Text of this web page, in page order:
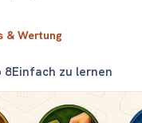
& Wertung
8Einfach zu lernen